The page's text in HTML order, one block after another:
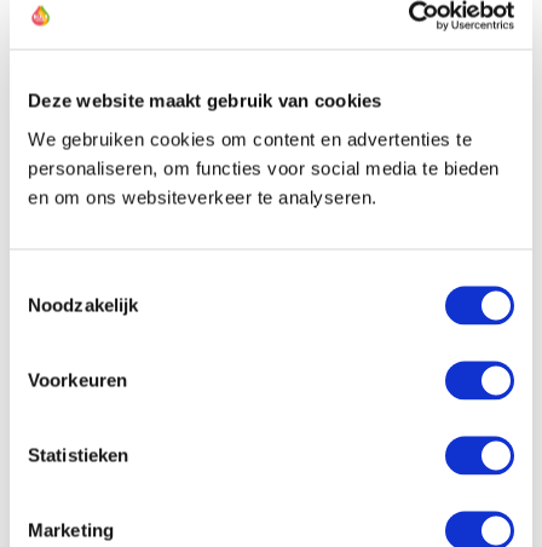
Deze website maakt gebruik van cookies
We gebruiken cookies om content en advertenties te
personaliseren, om functies voor social media te bieden
en om ons websiteverkeer te analyseren.
Noodzakelijk
Voorkeuren
Statistieken
Marketing
Details